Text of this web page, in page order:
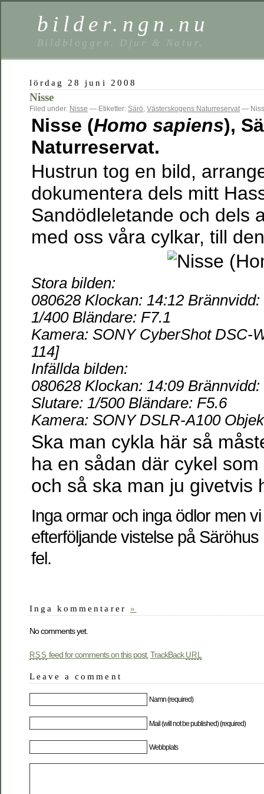
bilder.ngn.nu
Bildbloggen. Djur & Natur.
lördag 28 juni 2008
Nisse
Filed under: Nisse — Etiketter: Särö, Västerskogens Naturreservat—
Nisse (Homo sapiens),
Naturreservat.
Hustrun tog en bild,
dokumentera dels mitt
Sandödleletande och dels
med oss våra cylkar, till
Stora bilden:
080628 Klockan: 14:12
1/400 Bländare: F7.1
Kamera: SONY CyberShot DSC-
114]
Infällda bilden:
080628 Klockan: 14:09
Slutare: 1/500 Bländare: F5.6
Kamera: SONY DSLR-A100
Ska man cykla här så
ha en sådan där cykel
och så ska man ju givetvis
Inga ormar och inga ödlor men
efterföljande vistelse på
fel.
Inga kommentarer »
No comments yet.
RSS feed for comments on this post. TrackBack URL
Leave a comment
Namn (required)
Mail (will not be published) (required)
Webbplats